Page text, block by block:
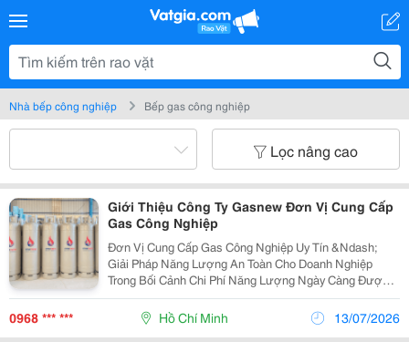
Nhà bếp công nghiệp Bếp gas công nghiệp
Lọc nâng cao
Giới Thiệu Công Ty Gasnew Đơn Vị Cung Cấp
Gas Công Nghiệp
Đơn Vị Cung Cấp Gas Công Nghiệp Uy Tín &Ndash;
Giải Pháp Năng Lượng An Toàn Cho Doanh Nghiệp
Trong Bối Cảnh Chi Phí Năng Lượng Ngày Càng Được
Doanh Nghiệp Quan Tâm, Việc Lựa Chọn Một Nguồn
Nhiên Liệu Ổn Định, Tiết Kiệm Và An Toàn Là Yếu Tố
Quan...
0968 *** *** Hồ Chí Minh 13/07/2026